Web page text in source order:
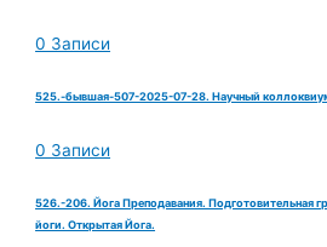
0 Записи
525.-бывшая-507-2025-07-28. Научный
0 Записи
526.-206. Йога Преподавания. Подготовительная
йоги. Открытая Йога.